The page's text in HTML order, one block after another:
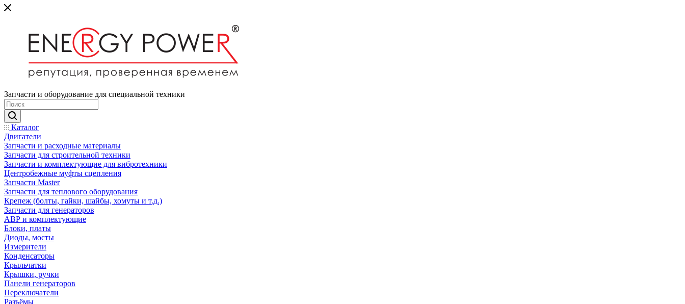
Запчасти и оборудование для специальной техники
Каталог
Двигатели
Запчасти и расходные материалы
Запчасти для строительной техники
Запчасти и комплектующие для вибротехники
Центробежные муфты сцепления
Запчасти Master
Запчасти для теплового оборудования
Крепеж (болты, гайки, шайбы, хомуты и т.д.)
Запчасти для генераторов
АВР и комплектующие
Блоки, платы
Диоды, мосты
Измерители
Конденсаторы
Крыльчатки
Крышки, ручки
Панели генераторов
Переключатели
Разъёмы